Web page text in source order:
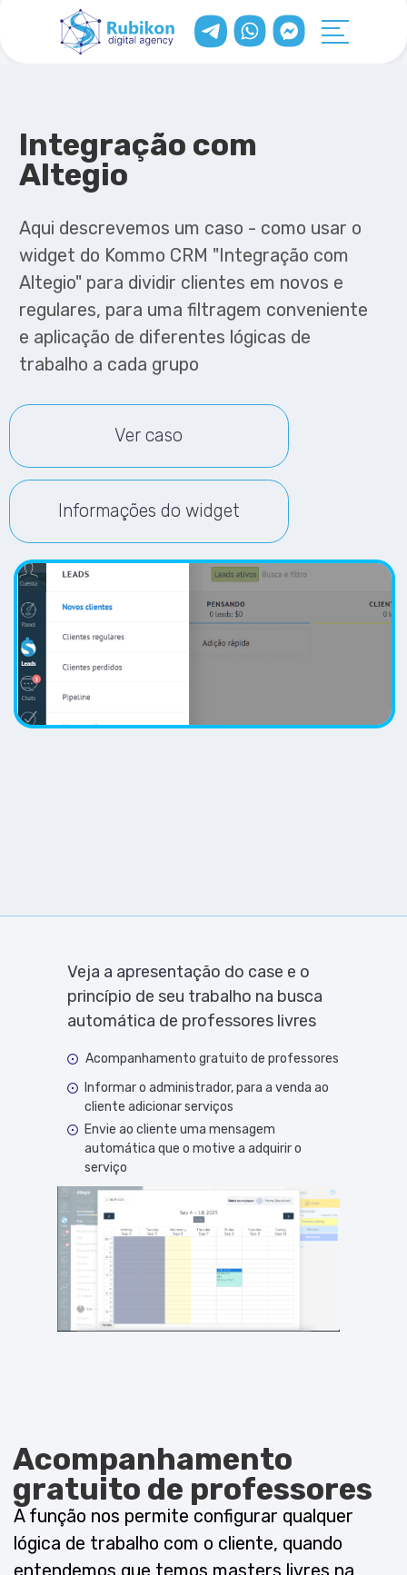
Aqui descrevemos um caso - como usar o
widget do Kommo CRM "Integração com
regulares, para uma filtragem conveniente
e aplicação de diferentes lógicas de
trabalho a cada grupo
Informações do widget
Ver caso
Acompanhamento gratuito de professores
Informar o administrador, para a venda ao
cliente adicionar serviços
Envie ao cliente uma mensagem
automática que o motive a adquirir o
serviço
Veja a apresentação do case e o
princípio de seu trabalho na busca
automática de professores livres
gratuito de professores
A função nos permite configurar qualquer
lógica de trabalho com o cliente, quando
entendemos que temos masters livres na
hora da gravação utilizando Salesbot amoCRM
ou Kommo CRM
Informar os